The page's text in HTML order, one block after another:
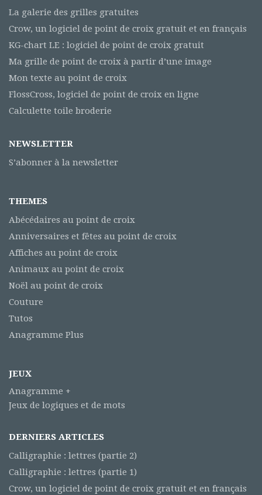
La galerie des grilles gratuites
Crow, un logiciel de point de croix gratuit et en français
KG-chart LE : logiciel de point de croix gratuit
Ma grille de point de croix à partir d’une image
Mon texte au point de croix
FlossCross, logiciel de point de croix en ligne
Calculette toile broderie
NEWSLETTER
S’abonner à la newsletter
THEMES
Abécédaires au point de croix
Anniversaires et fêtes au point de croix
Affiches au point de croix
Animaux au point de croix
Noël au point de croix
Couture
Tutos
Anagramme Plus
JEUX
Anagramme +
Jeux de logiques et de mots
DERNIERS ARTICLES
Calligraphie : lettres (partie 2)
Calligraphie : lettres (partie 1)
Crow, un logiciel de point de croix gratuit et en français